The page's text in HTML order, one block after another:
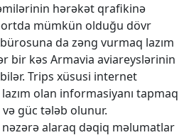
hərəkət qrafikinə
mümkün olduğu dövr
da zəng vurmaq lazım
bir kəs Armavia aviareyslərinin
Trips xüsusi internet
olan informasiyanı tapmaq
güc tələb olunur.
alaraq dəqiq məlumatlar